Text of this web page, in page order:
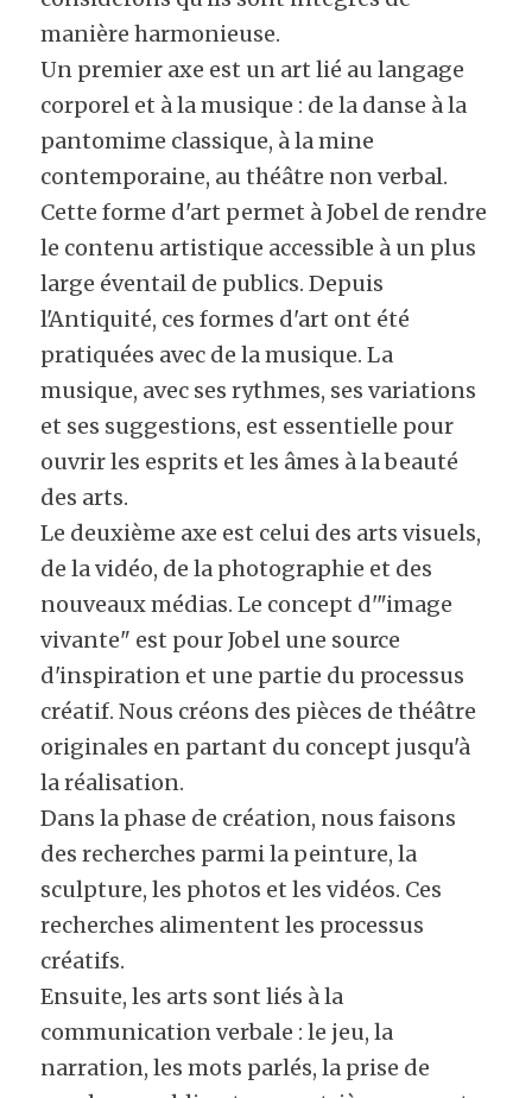
manière harmonieuse.
Un premier axe est un art lié au langage
corporel et à la musique : de la danse à la
pantomime classique, à la mine
contemporaine, au théâtre non verbal.
Cette forme d'art permet à Jobel de rendre
le contenu artistique accessible à un plus
large éventail de publics. Depuis
l'Antiquité, ces formes d'art ont été
pratiquées avec de la musique. La
musique, avec ses rythmes, ses variations
et ses suggestions, est essentielle pour
ouvrir les esprits et les âmes à la beauté
des arts.
Le deuxième axe est celui des arts visuels,
de la vidéo, de la photographie et des
nouveaux médias. Le concept d'"image
vivante" est pour Jobel une source
d'inspiration et une partie du processus
créatif. Nous créons des pièces de théâtre
originales en partant du concept jusqu'à
la réalisation.
Dans la phase de création, nous faisons
des recherches parmi la peinture, la
sculpture, les photos et les vidéos. Ces
recherches alimentent les processus
créatifs.
Ensuite, les arts sont liés à la
communication verbale : le jeu, la
narration, les mots parlés, la prise de